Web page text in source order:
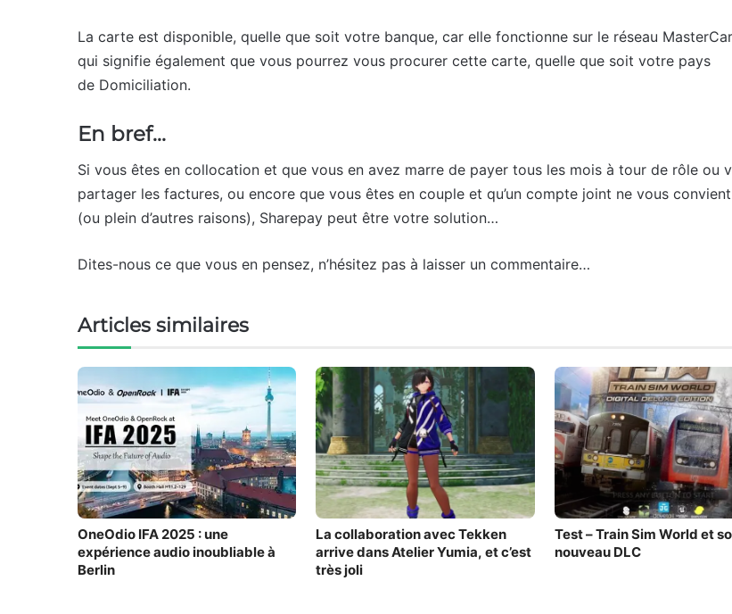
La carte est disponible, quelle que soit votre banque, car elle fonctionne sur le réseau
qui signifie également que vous pourrez vous procurer cette carte, quelle que soit votre pays
de Domiciliation.
En bref…
Si vous êtes en collocation et que vous en avez marre de payer tous les mois à tour de rôle ou
partager les factures, ou encore que vous êtes en couple et qu’un compte joint ne vous
(ou plein d’autres raisons), Sharepay peut être votre solution…
Dites-nous ce que vous en pensez, n’hésitez pas à laisser un commentaire…
Articles similaires
OneOdio IFA 2025 : une
expérience audio inoubliable à
Berlin
La collaboration avec Tekken
arrive dans Atelier Yumia, et c’est
très joli
Test – Train Sim World et
nouveau DLC